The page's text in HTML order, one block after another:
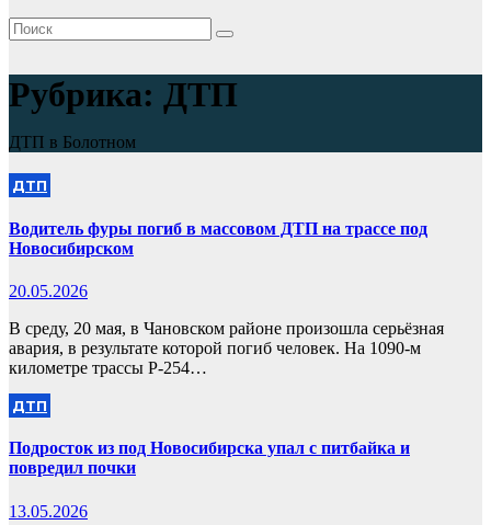
Рубрика: ДТП
ДТП в Болотном
ДТП
Водитель фуры погиб в массовом ДТП на трассе под
Новосибирском
20.05.2026
В среду, 20 мая, в Чановском районе произошла серьёзная
авария, в результате которой погиб человек. На 1090-м
километре трассы Р-254…
ДТП
Подросток из под Новосибирска упал с питбайка и
повредил почки
13.05.2026